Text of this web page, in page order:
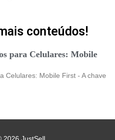
conteúdos!
para Celulares: Mobile
Celulares: Mobile First - A chave